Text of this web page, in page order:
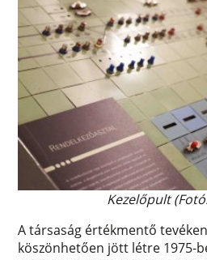
Kezelőpult
A társaság értékmentő
köszönhetően jött létre 1975-